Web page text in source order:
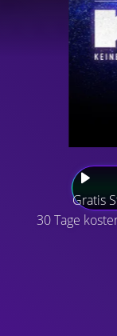
Gratis
30 Tage
Und weil sich